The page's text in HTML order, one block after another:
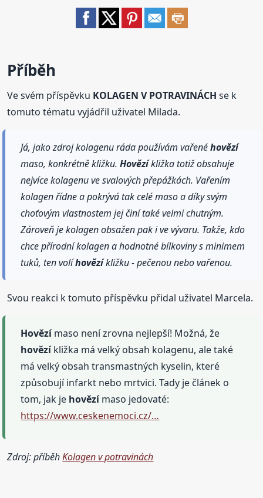
Příběh
Ve svém příspěvku KOLAGEN V POTRAVINÁCH se k
tomuto tématu vyjádřil uživatel Milada.
Já, jako zdroj kolagenu ráda používám vařenéhovězí
maso, konkrétně kližku.Hovězíkližka totiž obsahuje
nejvíce kolagenu ve svalových přepážkách. Vařením
kolagen řídne a pokrývá tak celé maso a díky svým
choťovým vlastnostem jej činí také velmi chutným.
Zároveň je kolagen obsažen pak i ve vývaru. Takže, kdo
chce přírodní kolagen a hodnotné bílkoviny s minimem
tuků, ten volíhovězíkližku - pečenou nebo vařenou.
Svou reakci k tomuto příspěvku přidal uživatel Marcela.
Hovězímaso není zrovna nejlepší! Možná, že
hovězíkližka má velký obsah kolagenu, ale také
má velký obsah transmastných kyselin, které
způsobují infarkt nebo mrtvici. Tady je článek o
tom, jak je hovězímaso jedovaté:
https://www.ceskenemoci.cz/…
Zdroj: příběhKolagen v potravinách